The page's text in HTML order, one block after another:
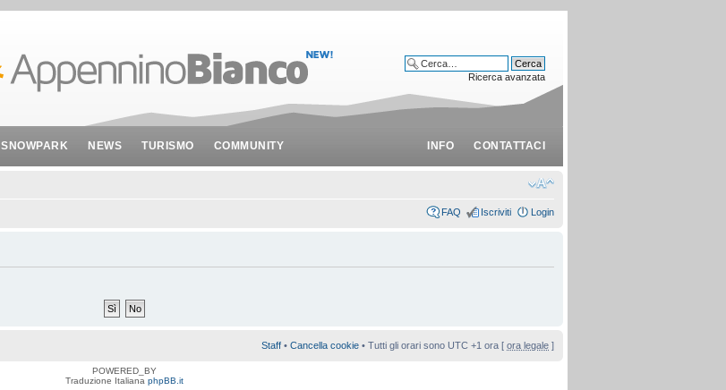
SNOWPARK NEWS TURISMO COMMUNITY INFO CONTATTACI
Ricerca avanzata
FAQ Iscriviti Login
Staff • Cancella cookie • Tutti gli orari sono UTC +1 ora [ ora legale ]
POWERED_BY
Traduzione Italiana phpBB.it